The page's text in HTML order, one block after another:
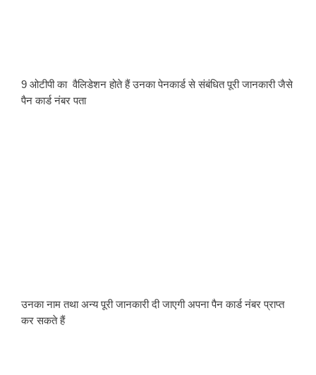
9 ओटीपी का  वैलिडेशन होते हैं उनका पेनकार्ड से संबंधित पूरी जानकारी जैसे
पैन कार्ड नंबर पता
उनका नाम तथा अन्य पूरी जानकारी दी जाएगी अपना पैन कार्ड नंबर प्राप्त
कर सकते हैं